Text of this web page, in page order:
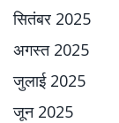
सितंबर 2025
अगस्त 2025
जुलाई 2025
जून 2025